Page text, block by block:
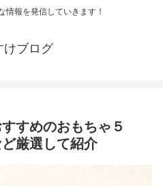
情報を発信していきます！
けブログ
すめのおもちゃ５
厳選して紹介